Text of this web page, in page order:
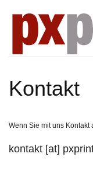
Kontakt
Wenn Sie mit uns
kontakt [at]